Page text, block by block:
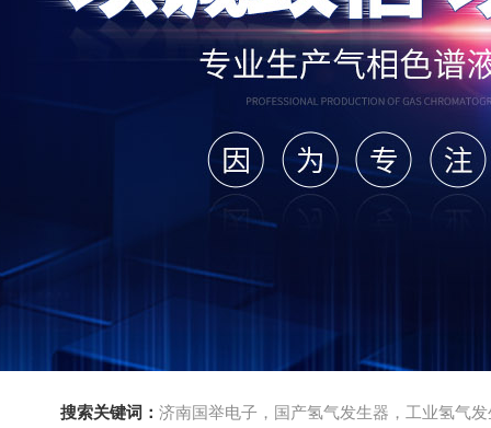
搜索关键词： 济南国举电子，国产氢气发生器，工业氢气